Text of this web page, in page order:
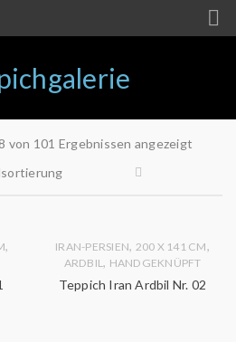
von 101 Ergebnissen angezeigt
, IRAN-PERSIEN, 200 X 141 CM,
ARDBIL, HANDGEKNÜPFT
Teppich Iran Ardbil Nr. 02